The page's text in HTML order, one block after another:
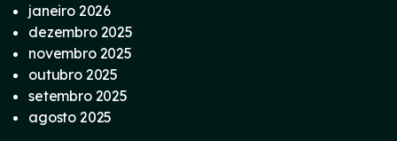
janeiro 2026
dezembro 2025
novembro 2025
outubro 2025
setembro 2025
agosto 2025